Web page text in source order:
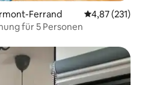
Ferrand
4,87 (231)
für 5 Personen